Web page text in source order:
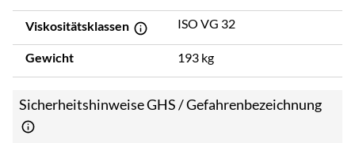
Viskositätsklassen ISO VG 32
Gewicht 193 kg
Sicherheitshinweise GHS / Gefahrenbezeichnung